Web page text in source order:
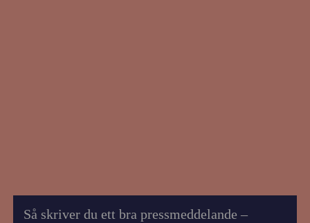
Så skriver du ett bra pressmeddelande –